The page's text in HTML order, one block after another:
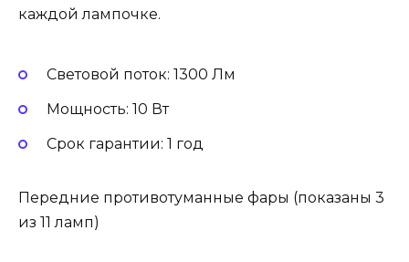
каждой лампочке.
Световой поток: 1300 Лм
Мощность: 10 Вт
Cрок гарантии: 1 год
Передние противотуманные фары (показаны 3
из 11 ламп)